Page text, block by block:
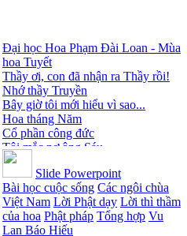
hoa Tuyết
Thầy ơi, con đã nhận ra Thầy rồi!
Nhớ thầy Truyền
Bây giờ tôi mới hiểu vì sao...
Hoa tháng Năm
Cổ phần công đức
Tôi mắc nợ ông Sáu
Đi tìm vũ khúc mùa hè
Mơ màng Phật dạy....
Lời thú tội của chị gái nhỏ nhen
Slide Powerpoint
Bài học cuộc sống Các ngôi chùa
Việt Nam Lời Phật dạy Lời thì thầm
của hoa Phật pháp Tổng hợp Vu
Lan Báo Hiếu